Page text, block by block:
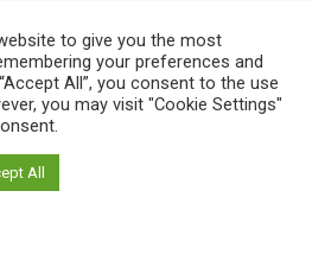
OA scan me
to give you the most
your preferences and
All”, you consent to the use
you may visit "Cookie Settings"
All